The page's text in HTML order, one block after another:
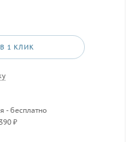
1 КЛИК
- бесплатно
₽